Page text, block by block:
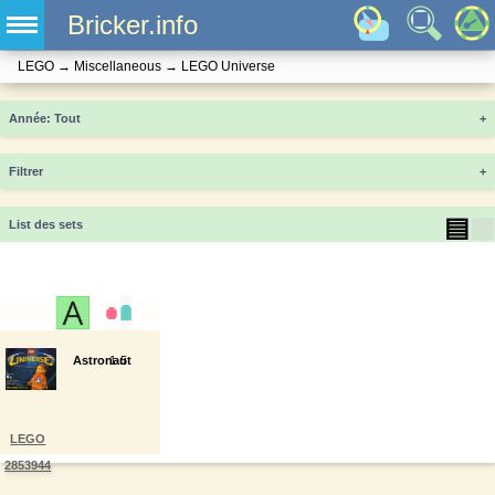
Bricker.info
LEGO → Miscellaneous → LEGO Universe
Année +
Filtrer +
List des sets ▤
LEGO
2853944
Astronaut
15